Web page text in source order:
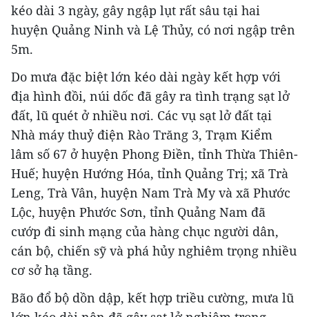
kéo dài 3 ngày, gây ngập lụt rất sâu tại hai
huyện Quảng Ninh và Lệ Thủy, có nơi ngập trên
5m.
Do mưa đặc biệt lớn kéo dài ngày kết hợp với
địa hình đồi, núi dốc đã gây ra tình trạng sạt lở
đất, lũ quét ở nhiều nơi. Các vụ sạt lở đất tại
Nhà máy thuỷ điện Rào Trăng 3, Trạm Kiểm
lâm số 67 ở huyện Phong Điền, tỉnh Thừa Thiên-
Huế; huyện Hướng Hóa, tỉnh Quảng Trị; xã Trà
Leng, Trà Vân, huyện Nam Trà My và xã Phước
Lộc, huyện Phước Sơn, tỉnh Quảng Nam đã
cướp đi sinh mạng của hàng chục người dân,
cán bộ, chiến sỹ và phá hủy nghiêm trọng nhiều
cơ sở hạ tầng.
Bão đổ bộ dồn dập, kết hợp triều cường, mưa lũ